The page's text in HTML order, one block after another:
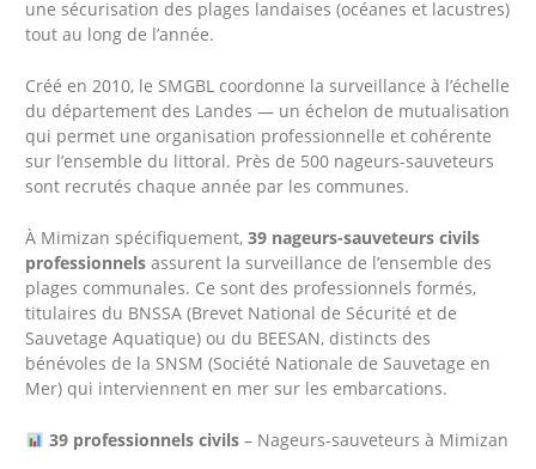
une sécurisation des plages landaises (océanes et lacustres)
tout au long de l’année.
Créé en 2010, le SMGBL coordonne la surveillance à l’échelle
du département des Landes — un échelon de mutualisation
qui permet une organisation professionnelle et cohérente
sur l’ensemble du littoral. Près de 500 nageurs-sauveteurs
sont recrutés chaque année par les communes.
À Mimizan spécifiquement,39 nageurs-sauveteurs civils
professionnels assurent la surveillance de l’ensemble des
plages communales. Ce sont des professionnels formés,
titulaires du BNSSA (Brevet National de Sécurité et de
Sauvetage Aquatique) ou du BEESAN, distincts des
bénévoles de la SNSM (Société Nationale de Sauvetage en
Mer) qui interviennent en mer sur les embarcations.
39 professionnels civils– Nageurs-sauveteurs à Mimizan